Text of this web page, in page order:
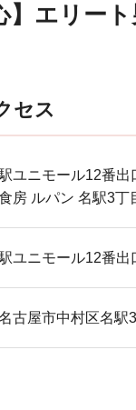
】エリート
セス
ユニモール12番出
房 ルパン 名駅3丁
ユニモール12番出
古屋市中村区名駅